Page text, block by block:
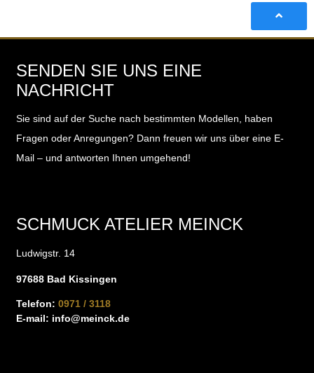
SENDEN SIE UNS EINE
NACHRICHT
Sie sind auf der Suche nach bestimmten Modellen, haben
Fragen oder Anregungen? Dann freuen wir uns über eine E-
Mail – und antworten Ihnen umgehend!
SCHMUCK ATELIER MEINCK
Ludwigstr. 14
97688 Bad Kissingen
Telefon: 0971 / 3118
E-mail: info@meinck.de